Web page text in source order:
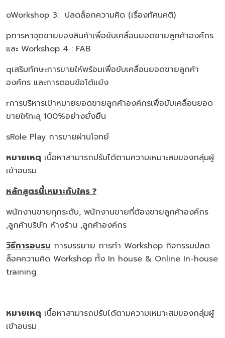
oWorkshop 3: ปลดล็อกความคิด (เรื่องทัศนคติ)
pการหาจุดขายของสินค้าเพื่อขับเคลื่อนยอดขายลูกค้าองค์กร
และ Workshop 4 : FAB
qเสริมทักษะการขายให้พร้อมเพื่อขับเคลื่อนยอดขายลูกค้า
องค์กร และการตอบข้อโต้แย้ง
rการบริหารเป้าหมายยอดขายลูกค้าองค์กรเพื่อขับเคลื่อนยอด
ขายให้ทะลุ 100%อย่างยั่งยืน
sRole Play การขายผ่านโจทย์
หมายเหตุ เนื้อหาสามารถปรับได้ตามความเหมาะสมของกลุ่มผู้
เข้าอบรม
หลักสูตรนี้เหมาะกับใคร ?
พนักงานขายทุกระดับ, พนักงานขายที่ต้องขายลูกค้าองค์กร
,ลูกค้าบริษัท ห้างร้าน ,ลูกค้าองค์กร
วิธีการอบรม การบรรยาย การทำ Workshop กิจกรรมปลด
ล็อคความคิด Workshop ทั้ง In house & Online In-house
training
หมายเหตุ เนื้อหาสามารถปรับได้ตามความเหมาะสมของกลุ่มผู้
เข้าอบรม